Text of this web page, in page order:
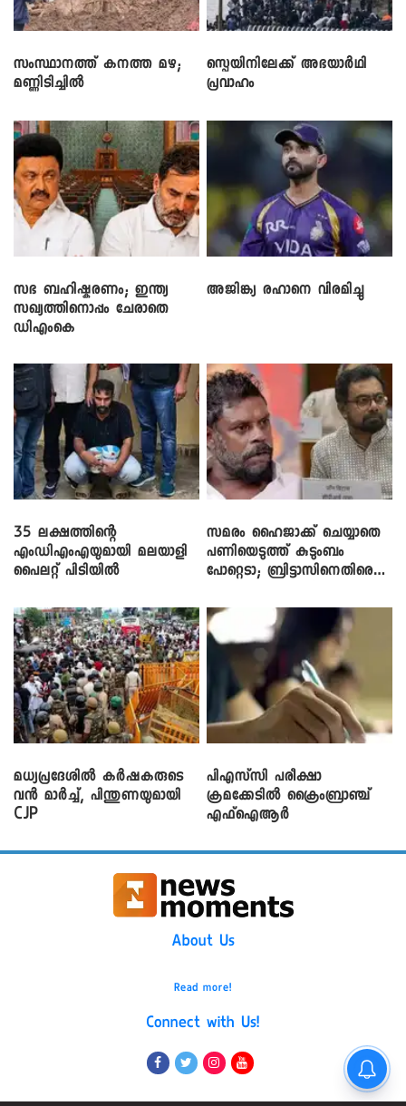
സംസ്ഥാനത്ത് കനത്ത മഴ;
മണ്ണിടിച്ചിൽ
സ്പെയിനിലേക്ക് അഭയാർഥി
പ്രവാഹം
സഭ ബഹിഷ്കരണം; ഇന്ത്യ
സഖ്യത്തിനൊപ്പം ചേരാതെ
ഡിഎംകെ
അജിങ്ക്യ രഹാനെ വിരമിച്ചു
35 ലക്ഷത്തിന്റെ
എംഡിഎംഎയുമായി മലയാളി
പൈലറ്റ് പിടിയിൽ
സമരം ഹൈജാക്ക് ചെയ്യാതെ
പണിയെടുത്ത് കുടുംബം
പോറ്റെടാ; ബ്രിട്ടാസിനെതിരെ
മധ്യപ്രദേശിൽ കർഷകരുടെ
വൻ മാർച്ച്, പിന്തുണയുമായി
CJP
പിഎസ്‌സി പരീക്ഷാ
ക്രമക്കേ‌ടിൽ ക്രൈംബ്രാഞ്ച്
എഫ്ഐആർ
About Us
Read more!
Connect with Us!
നെടുമ്പാശേരിയിൽ ഇറങ്ങിയ
വിമാനത്തിന്റെ എമർജെൻസി വാതിൽ